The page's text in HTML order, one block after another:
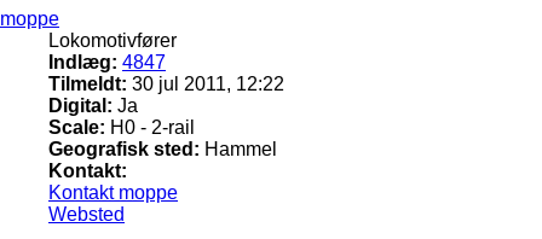
moppe
Lokomotivfører
Indlæg: 4847
Tilmeldt: 30 jul 2011, 12:22
Digital: Ja
Scale: H0 - 2-rail
Geografisk sted: Hammel
Kontakt:
Kontakt moppe
Websted